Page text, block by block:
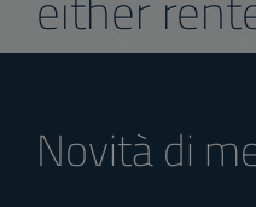
Novità di